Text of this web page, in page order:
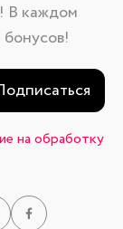
В каждом
на обработку